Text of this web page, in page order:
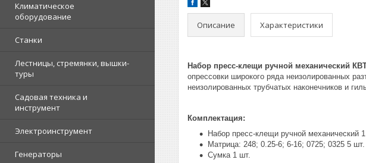
Климатическое
оборудование
Станки
Лестницы, стремянки, вышки-
туры
Садовая техника и
инструмент
Электроинструмент
Генераторы
Описание Характеристики
Набор пресс-клещи ручной механический
опрессовки широкого ряда неизолированных
неизолированных трубчатых наконечников и
Комплектация:
Набор пресс-клещи ручной механический
Матрица: 248; 0.25-6; 6-16; 0725; 0325 5 шт.
Сумка 1 шт.